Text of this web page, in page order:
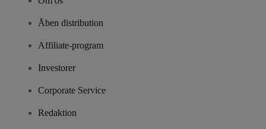
Åben distribution
Affiliate-program
Investorer
Corporate Service
Redaktion